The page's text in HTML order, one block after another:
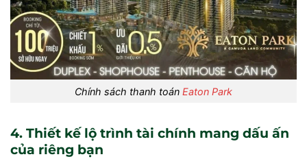
Chính sách thanh toán Eaton Park
4. Thiết kế lộ trình tài chính mang dấu ấn
của riêng bạn